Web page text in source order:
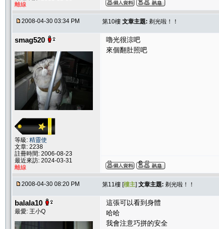
離線
2008-04-30 03:34 PM 第10樓 文章主題: 剃光啦！！
smag520
等級: 精靈使
文章: 2238
註冊時間: 2006-08-23
最近來訪: 2024-03-31
離線
嚕光很涼吧
來個翻肚照吧
2008-04-30 08:20 PM 第11樓 [樓主] 文章主題: 剃光啦！！
balala10
最愛: 王小Q
這張可以看到身體
哈哈
我會注意巧拼的安全